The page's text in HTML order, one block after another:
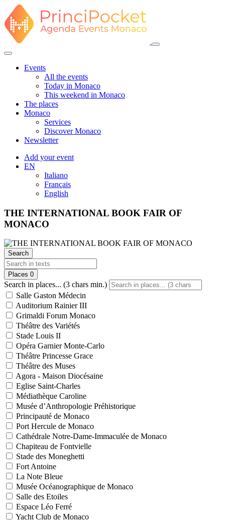
Events
All the events
Today in Monaco
This weekend in Monaco
The places
Monaco
Services
Discover Monaco
Newsletter
Add your event
EN
Italiano
Français
English
THE INTERNATIONAL BOOK FAIR OF
MONACO
Search
Places 0
Search in places... (3 chars min.)
Salle Gaston Médecin
Auditorium Rainier III
Grimaldi Forum Monaco
Théâtre des Variétés
Stade Louis II
Opéra Garnier Monte-Carlo
Théâtre Princesse Grace
Théâtre des Muses
Agora - Maison Diocésaine
Eglise Saint-Charles
Médiathèque Caroline
Musée d’Anthropologie Préhistorique
Principauté de Monaco
Port Hercule de Monaco
Cathédrale Notre-Dame-Immaculée de Monaco
Chapiteau de Fontvielle
Stade des Moneghetti
Fort Antoine
La Note Bleue
Musée Océanographique de Monaco
Salle des Etoiles
Espace Léo Ferré
Yacht Club de Monaco